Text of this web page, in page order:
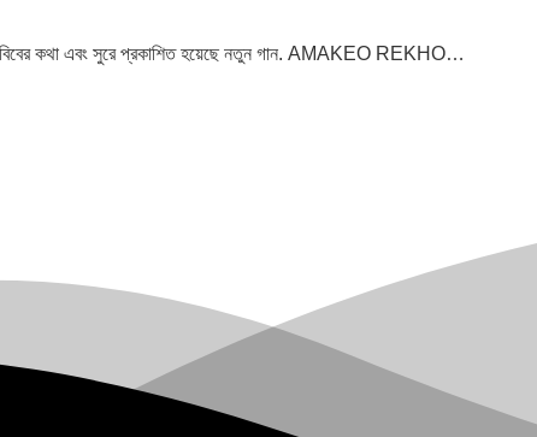
হাবিবের কথা এবং সুরে প্রকাশিত হয়েছে নতুন গান. AMAKEO REKHO…